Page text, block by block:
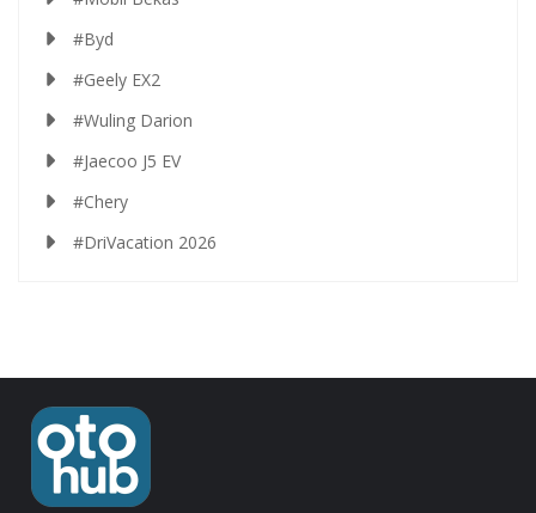
#Byd
#Geely EX2
#Wuling Darion
#Jaecoo J5 EV
#Chery
#DriVacation 2026